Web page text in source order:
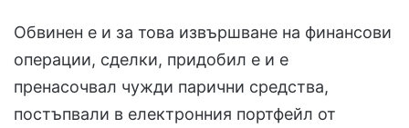
Обвинен е и за това извършване на финансови
операции, сделки, придобил е и е
пренасочвал чужди парични средства,
постъпвали в електронния портфейл от